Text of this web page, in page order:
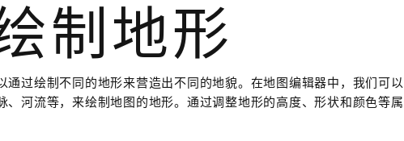
制地形
通过绘制不同的地形来营造出不同的地貌。在地图编辑器中，我们可
、河流等，来绘制地图的地形。通过调整地形的高度、形状和颜色等